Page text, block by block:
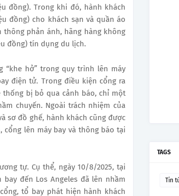
đồng). Trong khi đó, hành khách
đồng) cho khách sạn và quần áo
phản ánh, hãng hàng không
đồng) tín dụng du lịch.
“khe hở” trong quy trình lên máy
điện tử. Trong điều kiện cổng ra
thống bị bỏ qua cảnh báo, chỉ một
chuyến. Ngoài trách nhiệm của
sơ đồ ghế, hành khách cũng được
lên máy bay và thông báo tại
tự. Cụ thể, ngày 10/8/2025, tại
đến Los Angeles đã lên nhầm
tổ bay phát hiện hành khách
TAGS
Tin